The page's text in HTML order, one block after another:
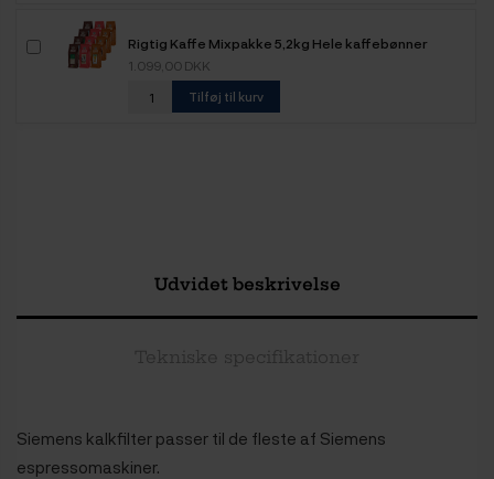
Rigtig Kaffe Mixpakke 5,2kg Hele kaffebønner
1.099,00 DKK
Tilføj til kurv
Udvidet beskrivelse
Tekniske specifikationer
Siemens kalkfilter passer til de fleste af Siemens
espressomaskiner.